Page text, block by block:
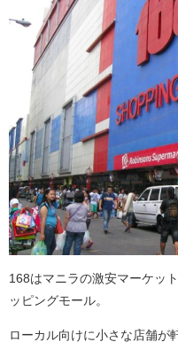
168はマニラの激安マーケッ
ッピングモール。
ローカル向けに小さな店舗が